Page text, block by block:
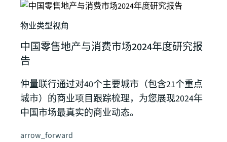
物业类型视角
中国零售地产与消费市场2024年度研究报
告
仲量联行通过对40个主要城市（包含21个重点
城市）的商业项目跟踪梳理，为您展现2024年
中国市场最真实的商业动态。
arrow_forward